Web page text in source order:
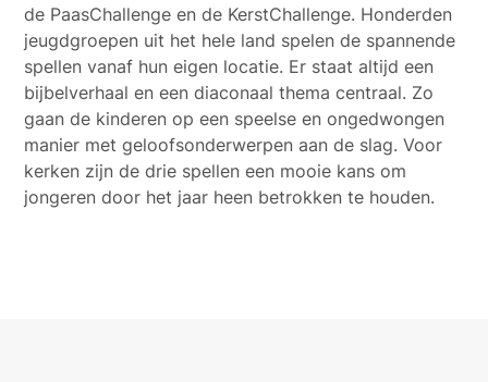
de PaasChallenge en de KerstChallenge. Honderden
jeugdgroepen uit het hele land spelen de spannende
spellen vanaf hun eigen locatie. Er staat altijd een
bijbelverhaal en een diaconaal thema centraal. Zo
gaan de kinderen op een speelse en ongedwongen
manier met geloofsonderwerpen aan de slag. Voor
kerken zijn de drie spellen een mooie kans om
jongeren door het jaar heen betrokken te houden.